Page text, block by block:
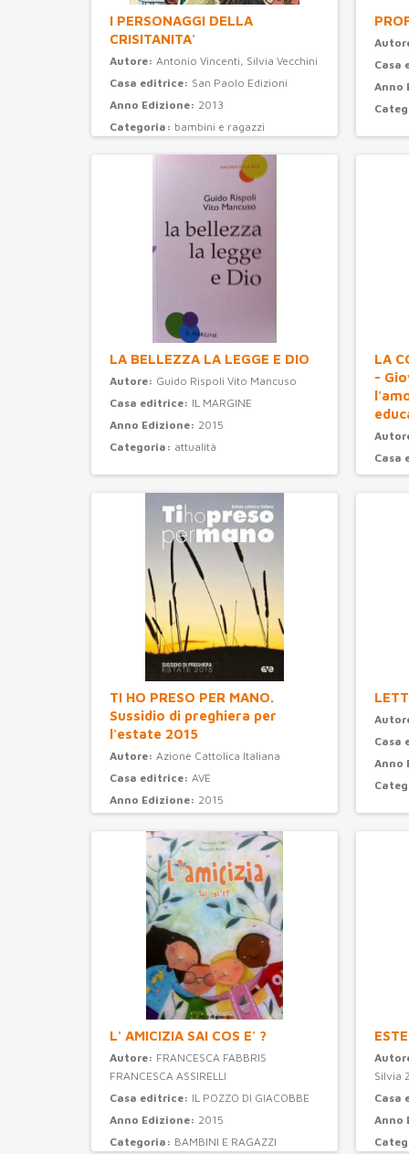
I PERSONAGGI DELLA
CRISITANITA'
Autore: Antonio Vincenti, Silvia Vecchini
Casa editrice: San Paolo Edizioni
Anno Edizione: 2013
Categoria: bambini e ragazzi
Casa
Anno
LA BELLEZZA LA LEGGE E DIO
Autore: Guido Rispoli Vito Mancuso
Casa editrice: IL MARGINE
Anno Edizione: 2015
Categoria: attualità
LA
-
Casa
Anno
TI HO PRESO PER MANO.
Sussidio di preghiera per
l'estate 2015
Autore: Azione Cattolica Italiana
Casa editrice: AVE
Anno Edizione: 2015
Casa
Anno
L' AMICIZIA SAI COS E' ?
Autore: FRANCESCA FABBRIS
FRANCESCA ASSIRELLI
Casa editrice: IL POZZO DI GIACOBBE
Anno Edizione: 2015
Categoria: BAMBINI E RAGAZZI
Silvia
Casa
Anno